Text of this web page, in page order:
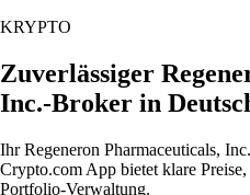
KRYPTO
Zuverlässiger
Inc.-Broker in
Ihr Regeneron Pharmaceuticals,
Crypto.com App bietet klare
Portfolio-Verwaltung.